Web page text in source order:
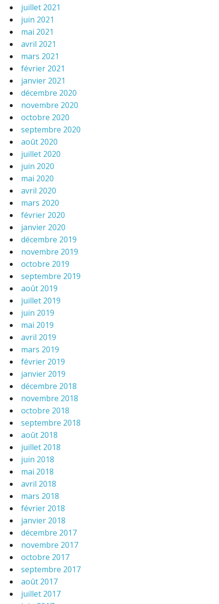
juillet 2021
juin 2021
mai 2021
avril 2021
mars 2021
février 2021
janvier 2021
décembre 2020
novembre 2020
octobre 2020
septembre 2020
août 2020
juillet 2020
juin 2020
mai 2020
avril 2020
mars 2020
février 2020
janvier 2020
décembre 2019
novembre 2019
octobre 2019
septembre 2019
août 2019
juillet 2019
juin 2019
mai 2019
avril 2019
mars 2019
février 2019
janvier 2019
décembre 2018
novembre 2018
octobre 2018
septembre 2018
août 2018
juillet 2018
juin 2018
mai 2018
avril 2018
mars 2018
février 2018
janvier 2018
décembre 2017
novembre 2017
octobre 2017
septembre 2017
août 2017
juillet 2017